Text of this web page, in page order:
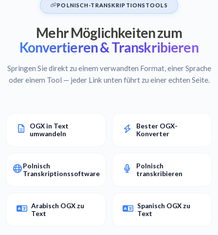
POLNISCH-TRANSKRIPTIONSTOOLS
Mehr Möglichkeiten zum
Konvertieren & Transkribieren
Springen Sie direkt zu einem verwandten Format, einer Sprache
oder einem Tool — jeder Link unten führt zu einer echten Seite.
OGX in Text
umwandeln
Bester OGX-
Konverter
Polnisch
Transkriptionssoftware
Polnisch
transkribieren
Arabisch OGX zu
Text
Spanisch OGX zu
Text